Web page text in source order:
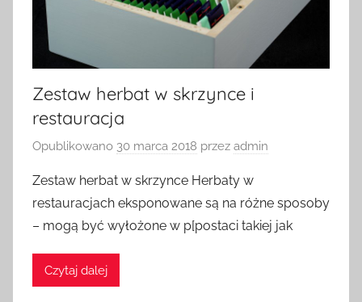
Zestaw herbat w skrzynce i
restauracja
Opublikowano 30 marca 2018 przez admin
Zestaw herbat w skrzynce Herbaty w
restauracjach eksponowane są na różne sposoby
– mogą być wyłożone w p[postaci takiej jak
Czytaj dalej